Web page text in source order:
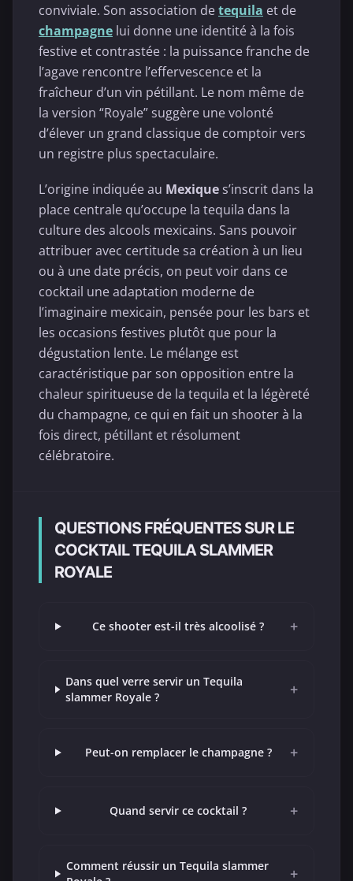
conviviale. Son association detequila et de
champagne lui donne une identité à la fois
festive et contrastée : la puissance franche de
l’agave rencontre l’effervescence et la
fraîcheur d’un vin pétillant. Le nom même de
la version “Royale” suggère une volonté
d’élever un grand classique de comptoir vers
un registre plus spectaculaire.
L’origine indiquée au Mexique s’inscrit dans la
place centrale qu’occupe la tequila dans la
culture des alcools mexicains. Sans pouvoir
attribuer avec certitude sa création à un lieu
ou à une date précis, on peut voir dans ce
cocktail une adaptation moderne de
l’imaginaire mexicain, pensée pour les bars et
les occasions festives plutôt que pour la
dégustation lente. Le mélange est
caractéristique par son opposition entre la
chaleur spiritueuse de la tequila et la légèreté
du champagne, ce qui en fait un shooter à la
fois direct, pétillant et résolument
célébratoire.
QUESTIONS FRÉQUENTES SUR LE
COCKTAIL TEQUILA SLAMMER
ROYALE
Ce shooter est-il très alcoolisé ? +
Dans quel verre servir un Tequila
slammer Royale ?
+
Peut-on remplacer le champagne ? +
Quand servir ce cocktail ? +
Comment réussir un Tequila slammer
+